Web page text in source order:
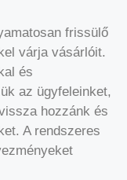
frissülő
várja vásárlóit.
és
az ügyfeleinket,
hozzánk és
A rendszeres